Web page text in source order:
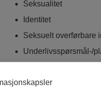
Seksualitet
Identitet
Seksuelt overførbare
Underlivsspørsmål-/
Abort: Veiledning/